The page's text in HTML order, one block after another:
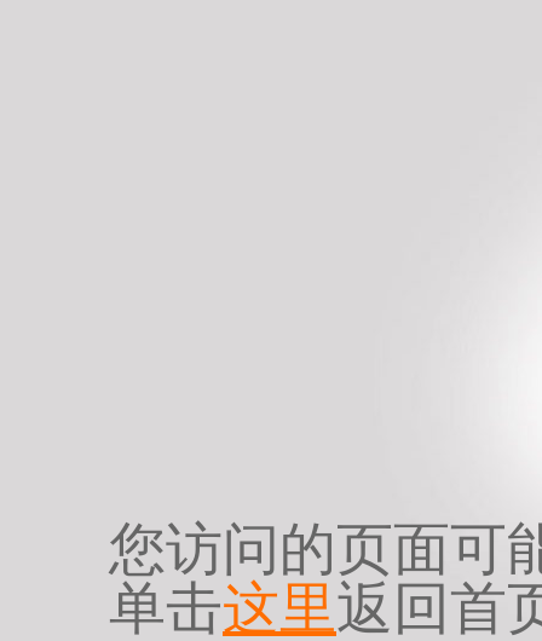
您访问的页面可
单击这里返回